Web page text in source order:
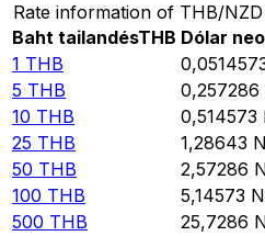
Rate information of THB/
Baht tailandésTHB Dólar
1 THB
5 THB 0,257286
10 THB 0,514573
25 THB 1,28643
50 THB 2,57286
100 THB 5,14573
500 THB 25,7286